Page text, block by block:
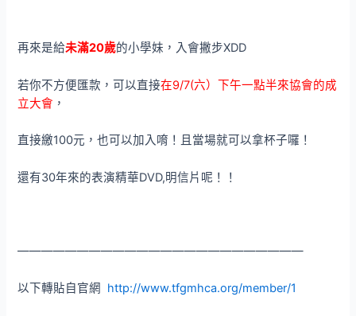
再來是給未滿20歲的小學妹，入會撇步XDD
若你不方便匯款，可以直接在9/7(六）下午一點半來協會的成
立大會 ，
直接繳100元，也可以加入唷！且當場就可以拿杯子囉！
還有30年來的表演精華DVD,明信片呢！！
————————————————————————
以下轉貼自官網 http://www.tfgmhca.org/member/1